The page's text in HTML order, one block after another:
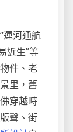
運河通航
近生”等
件、老
里，舊
穿越時
聲、街